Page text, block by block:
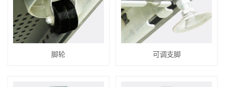
脚轮 可调支脚